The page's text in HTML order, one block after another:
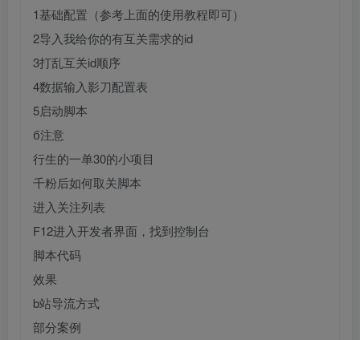
1基础配置（参考上面的使用教程即可）
2导入我给你的有互关需求的id
3打乱互关id顺序
4数据输入影刀配置表
5启动脚本
б注意
行生的一单30的小项目
千粉后如何取关脚本
进入关注列表
F12进入开发者界面，找到控制台
脚本代码
效果
b站导流方式
部分案例